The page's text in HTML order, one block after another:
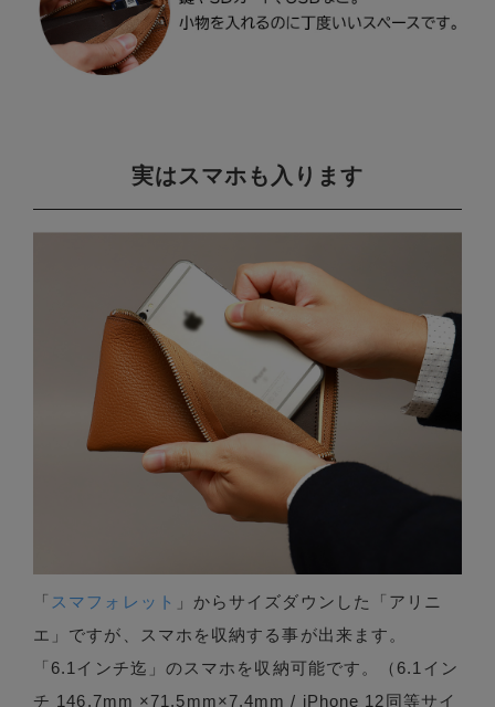
実はスマホも入ります
「 スマフォレット 」からサイズダウンした「アリニ
エ」ですが、スマホを収納する事が出来ます。
「6.1インチ迄」のスマホを収納可能です。（6.1イン
チ 146.7mm ×71.5mm×7.4mm / iPhone 12同等サイ